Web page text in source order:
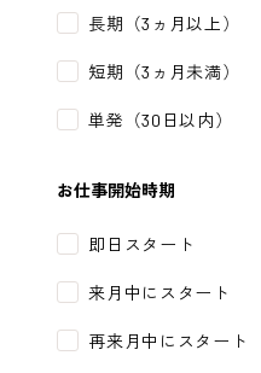
長期（3ヵ月以上）
短期（3ヵ月未満）
単発（30日以内）
お仕事開始時期
即日スタート
来月中にスタート
再来月中にスタート